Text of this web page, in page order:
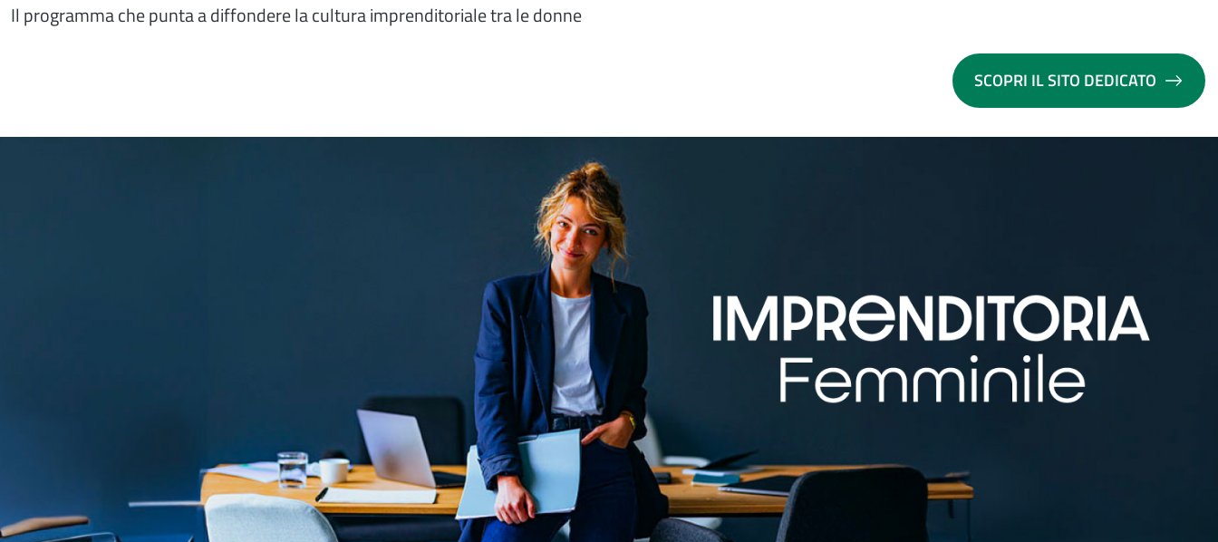
Il programma che punta a diffondere la cultura imprenditoriale tra le donne
SCOPRI IL SITO DEDICATO